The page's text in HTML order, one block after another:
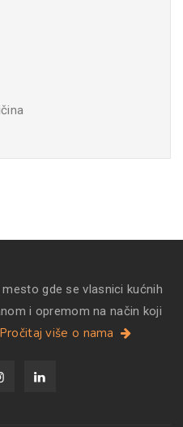
gde se vlasnici kućnih
i opremom na način koji
Pročitaj više o nama